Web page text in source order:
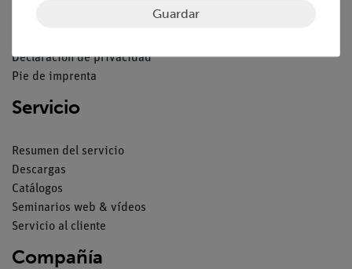
Declaración de privacidad
Pie de imprenta
Servicio
Resumen del servicio
Descargas
Catálogos
Seminarios web & vídeos
Servicio al cliente
Compañía
Guardar